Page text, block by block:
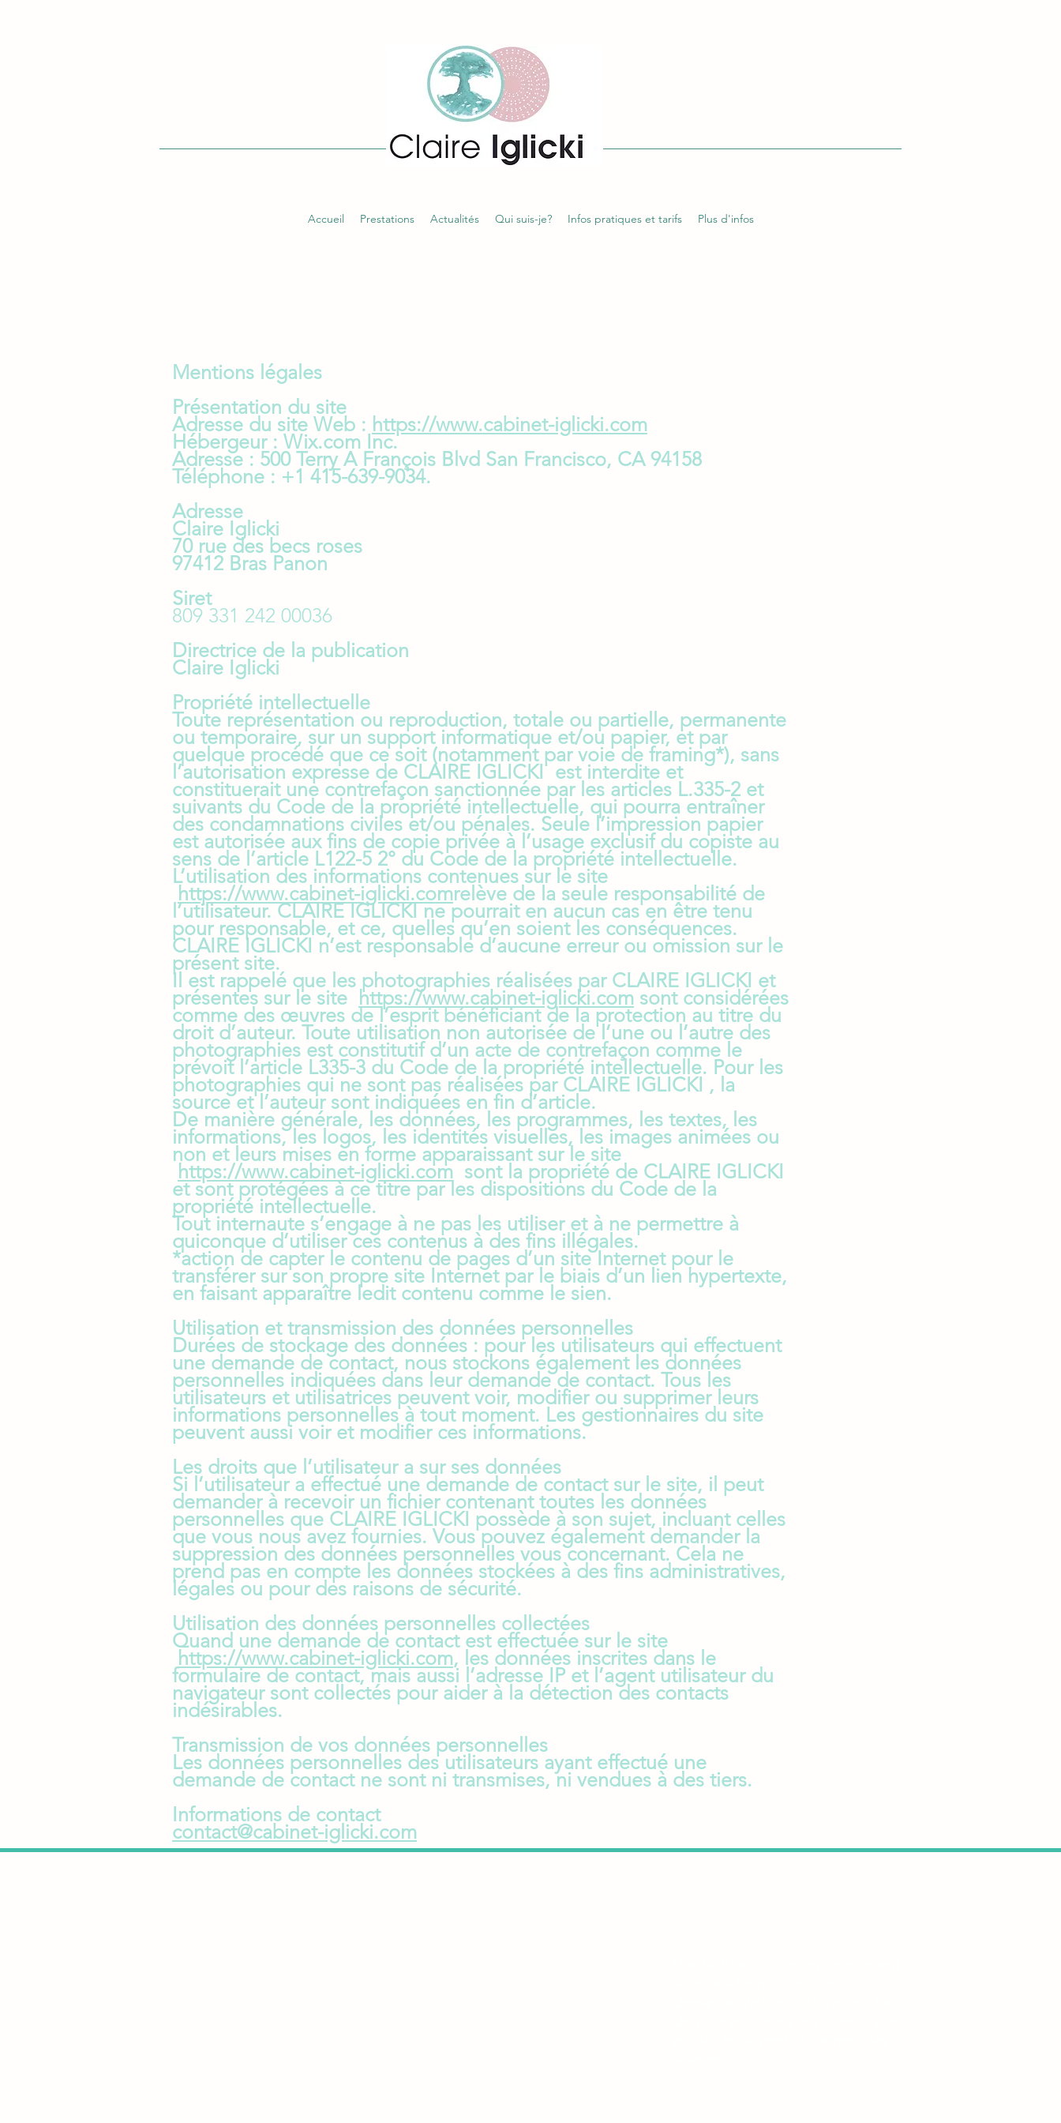
Accueil Prestations Actualités Qui suis-je? Infos pratiques et tarifs Plus d'infos
Mentions légales
Présentation du site
Adresse du site Web : https://www.cabinet-iglicki.com
Hébergeur : Wix.com Inc.
Adresse : 500 Terry A François Blvd San Francisco, CA 94158
Téléphone : +1 415-639-9034.
Adresse
Claire Iglicki
70 rue des becs roses
97412 Bras Panon
Siret
809 331 242 00036
Directrice de la publication
Claire Iglicki
Propriété intellectuelle
Toute représentation ou reproduction, totale ou partielle, permanente
ou temporaire, sur un support informatique et/ou papier, et par
quelque procédé que ce soit (notamment par voie de framing*), sans
l’autorisation expresse de CLAIRE IGLICKI est interdite et
constituerait une contrefaçon sanctionnée par les articles L.335-2 et
suivants du Code de la propriété intellectuelle, qui pourra entraîner
des condamnations civiles et/ou pénales. Seule l’impression papier
est autorisée aux fins de copie privée à l’usage exclusif du copiste au
sens de l’article L122-5 2° du Code de la propriété intellectuelle.
L’utilisation des informations contenues sur le site
https://www.cabinet-iglicki.comrelève de la seule responsabilité de
l’utilisateur. CLAIRE IGLICKI ne pourrait en aucun cas en être tenu
pour responsable, et ce, quelles qu’en soient les conséquences.
CLAIRE IGLICKI n’est responsable d’aucune erreur ou omission sur le
présent site.
Il est rappelé que les photographies réalisées par CLAIRE IGLICKI et
présentes sur le site https://www.cabinet-iglicki.com sont considérées
comme des œuvres de l’esprit bénéficiant de la protection au titre du
droit d’auteur. Toute utilisation non autorisée de l’une ou l’autre des
photographies est constitutif d’un acte de contrefaçon comme le
prévoit l’article L335-3 du Code de la propriété intellectuelle. Pour les
photographies qui ne sont pas réalisées par CLAIRE IGLICKI , la
source et l’auteur sont indiquées en fin d’article.
De manière générale, les données, les programmes, les textes, les
informations, les logos, les identités visuelles, les images animées ou
non et leurs mises en forme apparaissant sur le site
https://www.cabinet-iglicki.com sont la propriété de CLAIRE IGLICKI
et sont protégées à ce titre par les dispositions du Code de la
propriété intellectuelle.
Tout internaute s’engage à ne pas les utiliser et à ne permettre à
quiconque d’utiliser ces contenus à des fins illégales.
*action de capter le contenu de pages d’un site Internet pour le
transférer sur son propre site Internet par le biais d’un lien hypertexte,
en faisant apparaître ledit contenu comme le sien.
Utilisation et transmission des données personnelles
Durées de stockage des données : pour les utilisateurs qui effectuent
une demande de contact, nous stockons également les données
personnelles indiquées dans leur demande de contact. Tous les
utilisateurs et utilisatrices peuvent voir, modifier ou supprimer leurs
informations personnelles à tout moment. Les gestionnaires du site
peuvent aussi voir et modifier ces informations.
Les droits que l’utilisateur a sur ses données
Si l’utilisateur a effectué une demande de contact sur le site, il peut
demander à recevoir un fichier contenant toutes les données
personnelles que CLAIRE IGLICKI possède à son sujet, incluant celles
que vous nous avez fournies. Vous pouvez également demander la
suppression des données personnelles vous concernant. Cela ne
prend pas en compte les données stockées à des fins administratives,
légales ou pour des raisons de sécurité.
Utilisation des données personnelles collectées
Quand une demande de contact est effectuée sur le site
https://www.cabinet-iglicki.com, les données inscrites dans le
formulaire de contact, mais aussi l’adresse IP et l’agent utilisateur du
navigateur sont collectés pour aider à la détection des contacts
indésirables.
Transmission de vos données personnelles
Les données personnelles des utilisateurs ayant effectué une
demande de contact ne sont ni transmises, ni vendues à des tiers.
Informations de contact
contact@cabinet-iglicki.com